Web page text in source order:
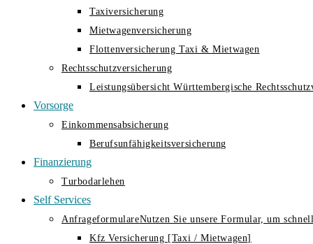
Taxiversicherung
Mietwagenversicherung
Flottenversicherung Taxi & Mietwagen
Rechtsschutzversicherung
Leistungsübersicht Württembergische
Vorsorge
Einkommensabsicherung
Berufsunfähigkeitsversicherung
Finanzierung
Turbodarlehen
Self Services
AnfrageformulareNutzen Sie unsere Formular, um
Kfz Versicherung [Taxi / Mietwagen]